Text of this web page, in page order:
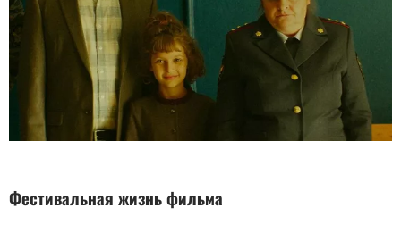
Фестивальная жизнь фильма